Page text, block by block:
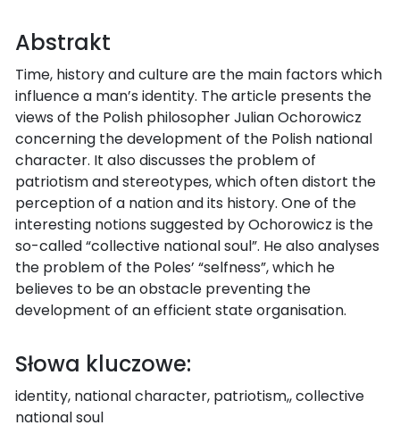
Abstrakt
Time, history and culture are the main factors which
influence a man’s identity. The article presents the
views of the Polish philosopher Julian Ochorowicz
concerning the development of the Polish national
character. It also discusses the problem of
patriotism and stereotypes, which often distort the
perception of a nation and its history. One of the
interesting notions suggested by Ochorowicz is the
so-called “collective national soul”. He also analyses
the problem of the Poles’ “selfness”, which he
believes to be an obstacle preventing the
development of an efficient state organisation.
Słowa kluczowe:
identity, national character, patriotism,, collective
national soul